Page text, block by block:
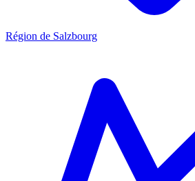
Région de Salzbourg